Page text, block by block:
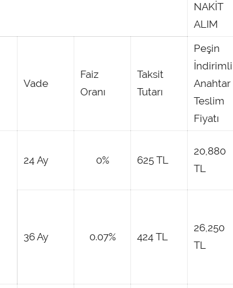
NAKİT
ALIM
Vade
Faiz
Oranı
Taksit
Tutarı
Peşin
İndirimli
Anahtar
Teslim
Fiyatı
24 Ay 0% 625 TL
20,880
TL
36 Ay 0.07% 424 TL
26,250
TL